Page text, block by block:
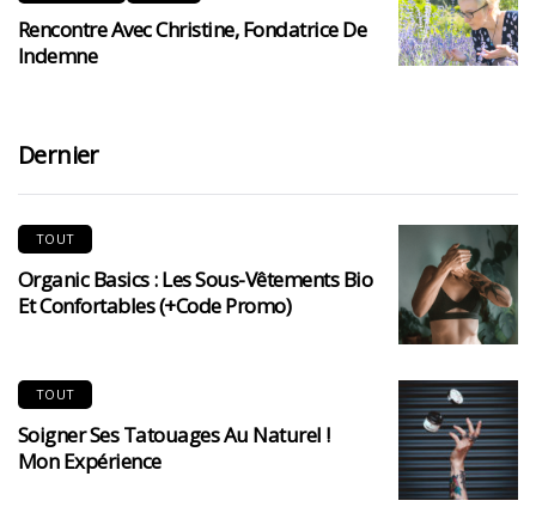
Rencontre Avec Christine, Fondatrice De
Indemne
Dernier
TOUT
Organic Basics : Les Sous-Vêtements Bio
Et Confortables (+code Promo)
TOUT
Soigner Ses Tatouages Au Naturel !
Mon Expérience